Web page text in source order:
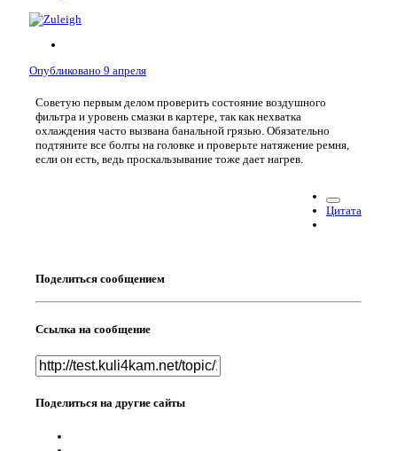
Опубликовано 9 апреля
Советую первым делом проверить состояние воздушного
фильтра и уровень смазки в картере, так как нехватка
охлаждения часто вызвана банальной грязью. Обязательно
подтяните все болты на головке и проверьте натяжение ремня,
если он есть, ведь проскальзывание тоже дает нагрев.
Цитата
Поделиться сообщением
Ссылка на сообщение
Поделиться на другие сайты